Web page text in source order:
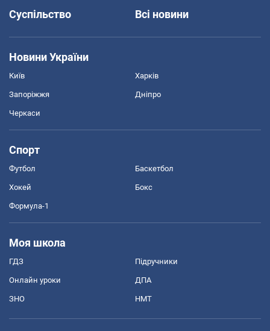
Суспільство
Всі новини
Новини України
Київ Харків
Запоріжжя Дніпро
Черкаси
Спорт
Футбол Баскетбол
Хокей Бокс
Формула-1
Моя школа
ГДЗ Підручники
Онлайн уроки ДПА
ЗНО НМТ